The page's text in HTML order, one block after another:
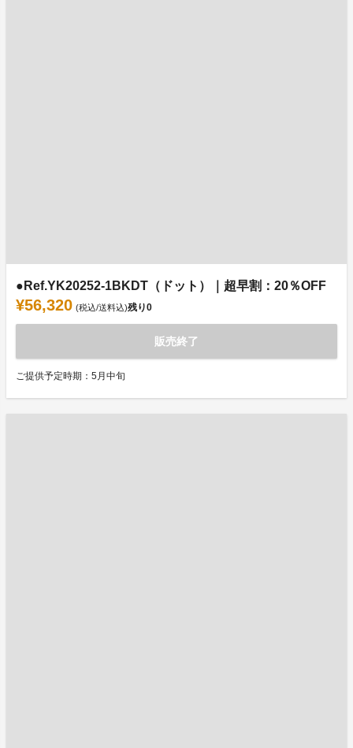
●Ref.YK20252-1BKDT（ドット）｜超早割：20％OFF
¥56,320 (税込/送料込)残り0
販売終了
ご提供予定時期：5月中旬